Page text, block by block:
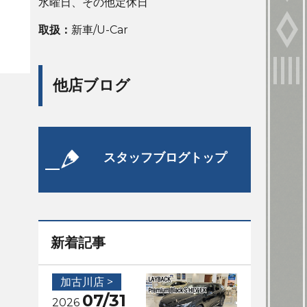
取扱： 新車/U-Car
他店ブログ
スタッフブログトップ
新着記事
加古川店 >
2026 07/31